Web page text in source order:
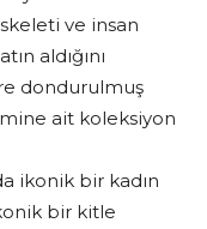
ve insan
aldığını
dondurulmuş
ait koleksiyon
ikonik bir kadın
bir kitle